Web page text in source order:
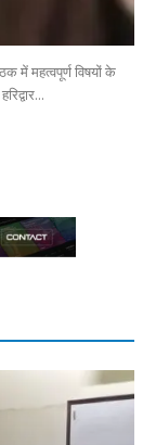
में महत्वपूर्ण विषयों के